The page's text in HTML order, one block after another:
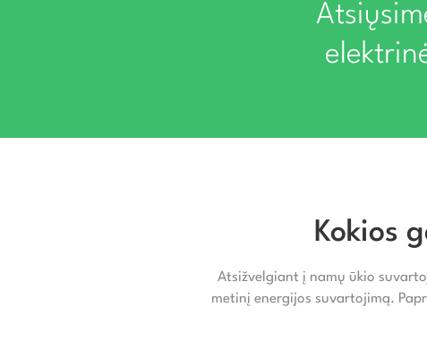
Kokios
Atsižvelgiant į namų ūkio
metinį energijos suvartojimą.